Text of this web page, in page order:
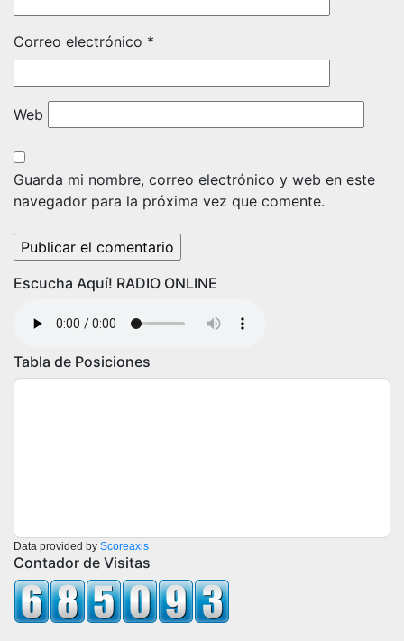
Correo electrónico *
Web
Guarda mi nombre, correo electrónico y web en este
navegador para la próxima vez que comente.
Escucha Aquí! RADIO ONLINE
Tabla de Posiciones
Data provided by Scoreaxis
Contador de Visitas